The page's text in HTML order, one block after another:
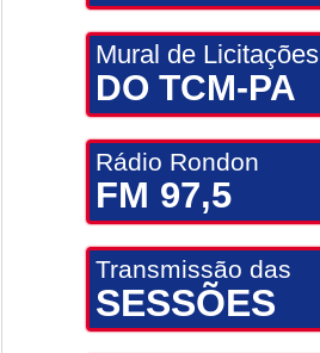
Mural de Licitações
DO TCM-PA
Rádio Rondon
FM 97,5
Transmissão das
SESSÕES